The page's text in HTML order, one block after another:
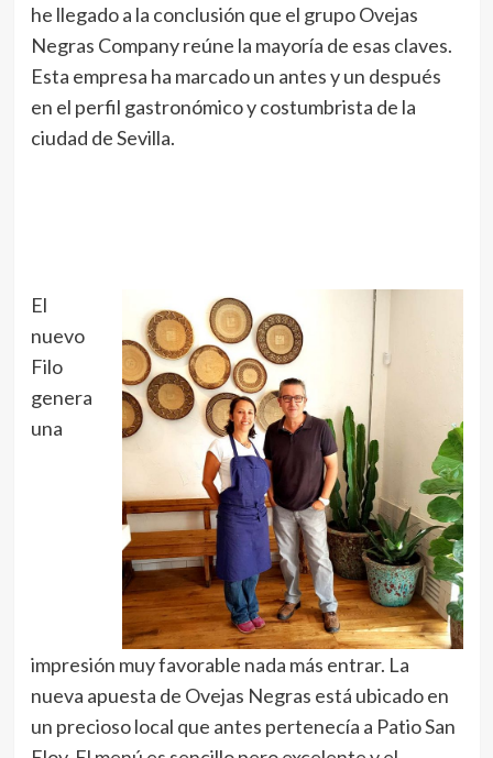
he llegado a la conclusión que el grupo Ovejas
Negras Company reúne la mayoría de esas claves.
Esta empresa ha marcado un antes y un después
en el perfil gastronómico y costumbrista de la
ciudad de Sevilla.
El
nuevo
Filo
genera
una
impresión muy favorable nada más entrar. La
nueva apuesta de Ovejas Negras está ubicado en
un precioso local que antes pertenecía a Patio San